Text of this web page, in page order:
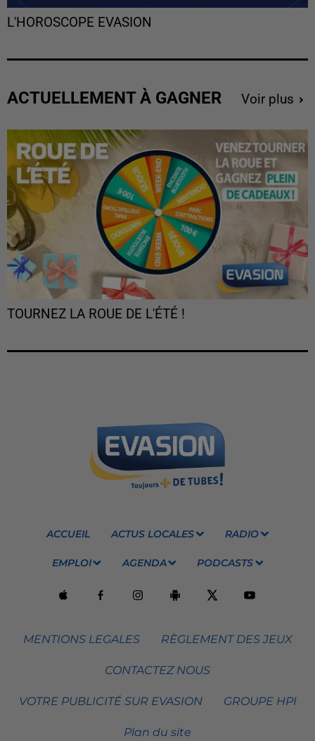
L'HOROSCOPE EVASION
ACTUELLEMENT À GAGNER Voir plus
TOURNEZ LA ROUE DE L'ÉTÉ !
ACCUEIL ACTUS LOCALES RADIO
EMPLOI AGENDA PODCASTS
MENTIONS LEGALES RÈGLEMENT DES JEUX
CONTACTEZ NOUS
VOTRE PUBLICITÉ SUR EVASION GROUPE HPI
Plan du site